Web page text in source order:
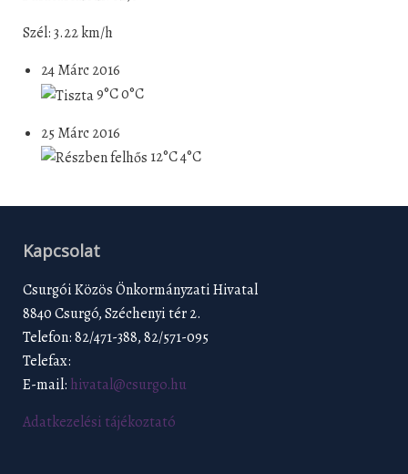
Szél: 3.22 km/h
24 Márc 2016
9°C0°C
25 Márc 2016
12°C4°C
Kapcsolat
Csurgói Közös Önkormányzati Hivatal
8840 Csurgó, Széchenyi tér 2.
Telefon: 82/471-388, 82/571-095
Telefax:
E-mail: hivatal@csurgo.hu
Adatkezelési tájékoztató